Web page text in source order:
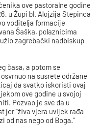
ove pastoralne godine
u Župi bl. Alojzija Stepinca
voditelja formacije
Šaška, polaznicima
zagrebački nadbiskup
časa, a potom se
na susrete održane
da svatko iskoristi ovaj
ove godine u svojoj
Pozvao je sve da u
jer "živa vjera uvijek rađa
od nas nego od Boga."